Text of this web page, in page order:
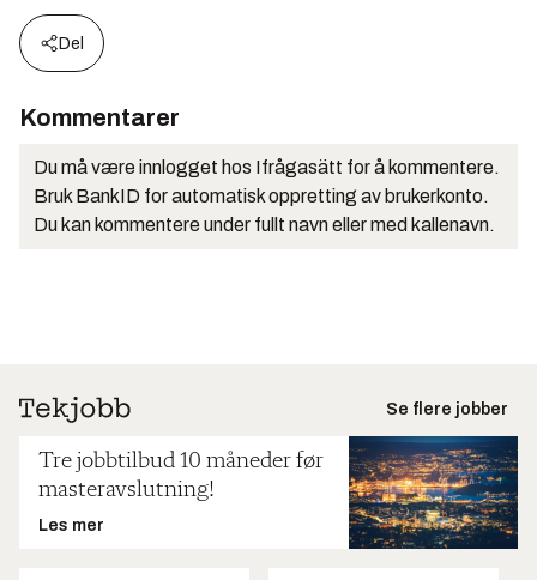
Del
Kommentarer
Du må være innlogget hos Ifrågasätt for å kommentere.
Bruk BankID for automatisk oppretting av brukerkonto.
Du kan kommentere under fullt navn eller med kallenavn.
Se flere jobber
Tre jobbtilbud 10 måneder før
masteravslutning!
Les mer